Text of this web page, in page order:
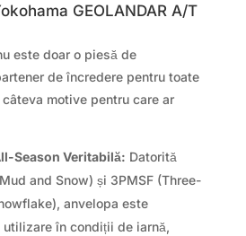
GEOLANDAR A/T
este doar o piesă de
de încredere pentru toate
motive pentru care ar
Season Veritabilă: Datorită
and Snow) și 3PMSF (Three-
anvelopa este
în condiții de iarnă,